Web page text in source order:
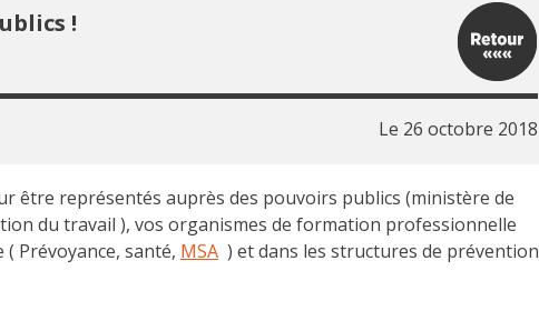
!
Le 26 octobre 2018
être représentés auprès des pouvoirs publics (ministère de
du travail ), vos organismes de formation professionnelle
Prévoyance, santé, MSA ) et dans les structures de prévention